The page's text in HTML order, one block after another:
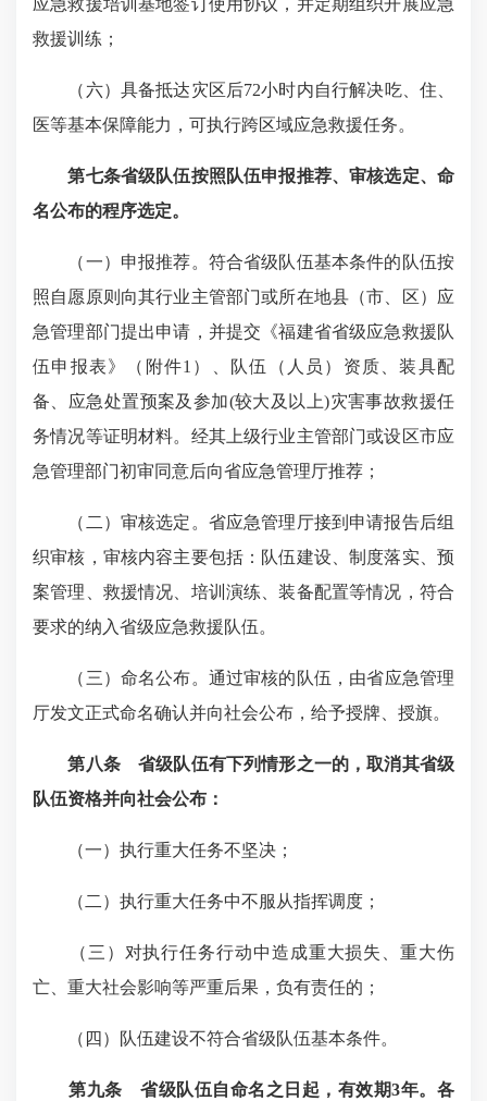
应急救援培训基地签订使用协议，并定期组织开展应急
救援训练；
（六）具备抵达灾区后72小时内自行解决吃、住、
医等基本保障能力，可执行跨区域应急救援任务。
第七条省级队伍按照队伍申报推荐、审核选定、命
名公布的程序选定。
（一）申报推荐。符合省级队伍基本条件的队伍按
照自愿原则向其行业主管部门或所在地县（市、区）应
急管理部门提出申请，并提交《福建省省级应急救援队
伍申报表》（附件1 ）、队伍（人员）资质、装具配
备、应急处置预案及参加(较大 及以上)灾害事故救援任
务情况等证明材料。经其上级行业主管部门或设区市应
急管理部门初审同意后向省应急管理厅推荐；
（二）审核选定。省应急管理厅接到申请报告后组
织审核，审核内容主要包括：队伍建设、制度落实、预
案管理、救援情况、培训演练、装备配置等情况，符合
要求的纳入省级应急救援队伍。
（三）命名公布。通过审核的队伍，由省应急管理
厅发文正式命名确认并向社会公布，给予授牌、授旗。
第八条 省级队伍有下列情形之一的，取消其省级
队伍资格并向社会公布：
（一）执行重大任务不坚决；
（二）执行重大任务中不服从指挥调度；
（三）对执行任务行动中造成重大损失、重大伤
亡、重大社会影响等严重后果，负有责任的；
（四）队伍建设不符合省级队伍基本条件。
第九条省级队伍自命名之日起，有效期3年。各